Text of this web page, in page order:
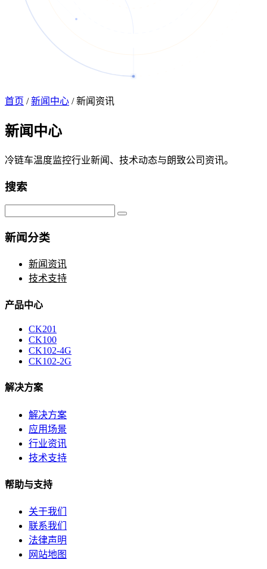
首页 / 新闻中心 / 新闻资讯
新闻 中心
冷链车温度监控行业新闻、技术动态与朗致公司资讯。
搜索
新闻分类
新闻资讯
技术支持
产品中心
CK201
CK100
CK102-4G
CK102-2G
解决方案
解决方案
应用场景
行业资讯
技术支持
帮助与支持
关于我们
联系我们
法律声明
网站地图